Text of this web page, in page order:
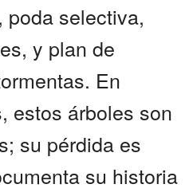
selectiva,
y plan de
En
estos árboles son
su pérdida es
su historia